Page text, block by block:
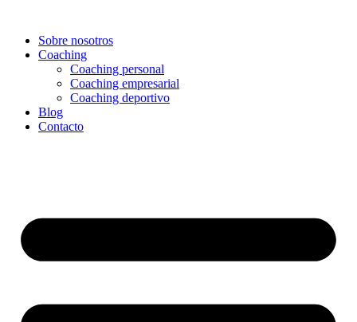
Sobre nosotros
Coaching
Coaching personal
Coaching empresarial
Coaching deportivo
Blog
Contacto